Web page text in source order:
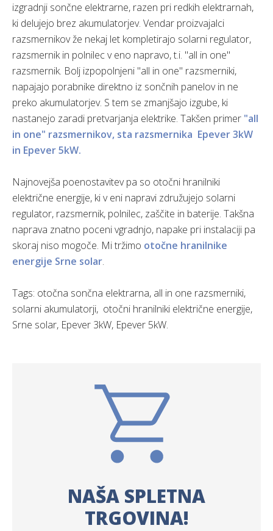
izgradnji sončne elektrarne, razen pri redkih elektrarnah,
ki delujejo brez akumulatorjev. Vendar proizvajalci
razsmernikov že nekaj let kompletirajo solarni regulator,
razsmernik in polnilec v eno napravo, t.i. "all in one"
razsmernik. Bolj izpopolnjeni "all in one" razsmerniki,
napajajo porabnike direktno iz sončnih panelov in ne
preko akumulatorjev. S tem se zmanjšajo izgube, ki
nastanejo zaradi pretvarjanja elektrike. Takšen primer "all
in one" razsmernikov, sta razsmernika Epever 3kW
in Epever 5kW.
Najnovejša poenostavitev pa so otočni hranilniki
električne energije, ki v eni napravi združujejo solarni
regulator, razsmernik, polnilec, zaščite in baterije. Takšna
naprava znatno poceni vgradnjo, napake pri instalaciji pa
skoraj niso mogoče. Mi tržimo otočne hranilnike
energije Srne solar.
Tags: otočna sončna elektrarna, all in one razsmerniki,
solarni akumulatorji, otočni hranilniki električne energije,
Srne solar, Epever 3kW, Epever 5kW.
NAŠA SPLETNA
TRGOVINA!